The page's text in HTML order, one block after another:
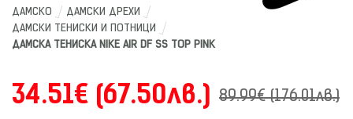
ДАМСКО
ДАМСКИ ДРЕХИ
ДАМСКИ ТЕНИСКИ И ПОТНИЦИ
ДАМСКА ТЕНИСКА NIKE AIR DF SS TOP PINK
34.51€ (67.50лв.) 89.99€ (176.01лв.)